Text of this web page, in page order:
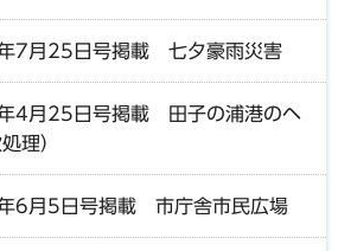
7月25日号掲載 七夕豪雨災害
4月25日号掲載 田子の浦港のヘ
理）
6月5日号掲載 市庁舎市民広場